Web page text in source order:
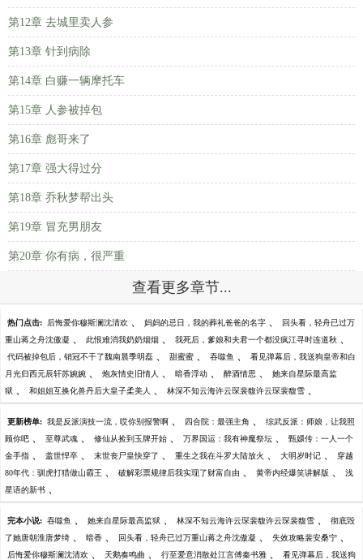
第12章 去城里卖人参
第13章 针到病除
第14章 白赚一辆摩托车
第15章 人参被掉包
第16章 彪哥来了
第17章 强大得过分
第18章 乔秋梦帮出头
第19章 冒充男朋友
第20章 你有病，很严重
查看更多章节...
热门点击: 后悔爱你穆斯澜沈清欢 、 妈妈的忌日，我的葬礼爸爸的名字 、 回头看，轻舟已过万
重山蒋之舟沈傲凝 、 此恨难消我奶奶烟烟 、 我死后，爹娘和夫君一个都没疯江寻时连道秋 、
代码被掉包后，销冠不干了魏南晨季明磊 、 甜蜜蜜 、 吞噬鱼 、 看见弹幕后，我送狗皇帝和白
月光归西元辰轩苏婉婉 、 炮灰情史旧情人 、 暗香浮动 、 醉酒情思 、 她来自星际最高监
狱 、 和姐姐互换化兽丹后大皇子柔美人 、 林深不知云海许云琛裴馥许云琛裴馥雪 、
更新榜单: 我是反派演技一流，哎你别报警啊 、 四合院：最强主角 、 综武反派：师娘，让我照
顾你吧 、 至尊武魂 、 修仙从捡到玉牌开始 、 万界国运：我有神魔祭坛 、 甄嬛传：一人一个
金手指 、 盖世悍卒 、 末世丧尸皇快穿了 、 重生之我在斗罗大陆放火 、 大明岁时记 、 穿越
80年代：驯虎打猎做山霸王 、 破解彩票规律后我实现了财富自由 、 黄帝内经爆笑讲解版 、 浅
星语的新书 、
完本小说: 吞噬鱼 、 她来自星际最高监狱 、 林深不知云海许云琛裴馥许云琛裴馥雪 、 彻底毁
了她唐朝淮唐梦绮 、 暗香 、 回头看，轻舟已过万重山蒋之舟沈傲凝 、 失效攻略裴安桑宁 、
后悔爱你穆斯澜沈清欢 、 天鹅奏鸣曲 、 行至爱意消散处江言傅秦书雅 、 看见弹幕后，我送狗